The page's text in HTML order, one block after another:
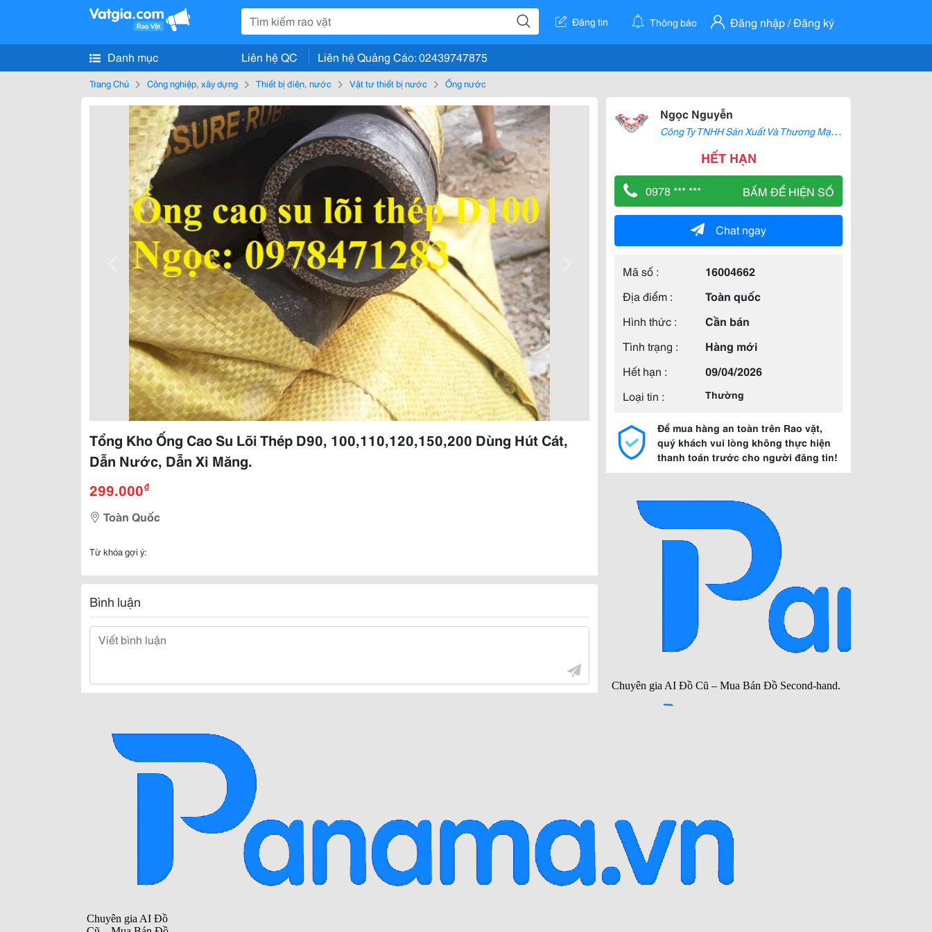
Đăng tin Thông báo Đăng nhập / Đăng ký
Danh mục Liên hệ QC Liên hệ Quảng Cáo: 02439747875
Trang Chủ Công nghiệp, xây dựng Thiết bị điện, nước Vật tư thiết bị nước Ống nước
Tổng Kho Ống Cao Su Lõi Thép D90, 100,110,120,150,200 Dùng Hút Cát,
Dẫn Nước, Dẫn Xi Măng.
299.000₫
Toàn Quốc
Từ khóa gợi ý:
Bình luận
Ngọc Nguyễn
C
ông Ty TNHH Sản Xuất Và Thương Mại Uy Vũ
HẾT HẠN
0978 *** *** BẤM ĐỂ HIỆN SỐ
Chat ngay
Mã số :
16004662
Địa điểm :
Toàn quốc
Hình thức :
Cần bán
Tình trạng :
Hàng mới
Hết hạn :
09/04/2026
Loại tin :
Thường
Để mua hàng an toàn trên Rao vặt,
quý khách vui lòng không thực hiện
thanh toán trước cho người đăng tin!